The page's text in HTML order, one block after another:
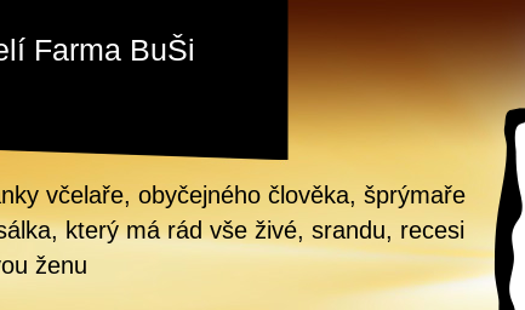
Farma BuŠi
včelaře, obyčejného člověka, šprýmaře
který má rád vše živé, srandu, recesi
ženu